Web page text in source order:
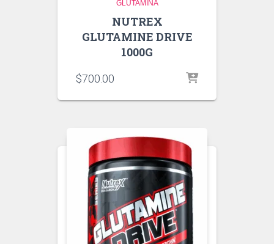
GLUTAMINA
NUTREX
GLUTAMINE DRIVE
1000G
$700.00